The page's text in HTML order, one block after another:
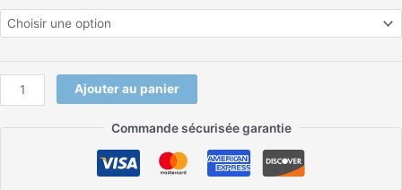
Ajouter au panier
Commande sécurisée garantie